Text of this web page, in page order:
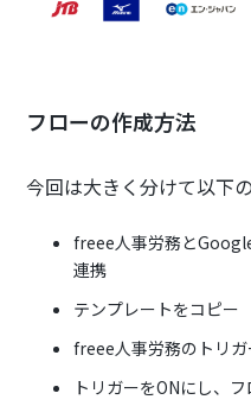
フローの作成方法
今回は大きく分けて以下
freee人事労務と
連携
テンプレートをコピー
freee人事労務のトリ
トリガーをONにし、